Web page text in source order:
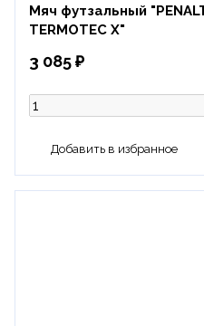
Мяч футзальный
TERMOTEC X"
3 085 ₽